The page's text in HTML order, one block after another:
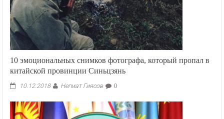
10 эмоциональных снимков фотографа, который пропал в
китайской провинции Синьцзянь
10.12.2018 Негмат Гиясов 0